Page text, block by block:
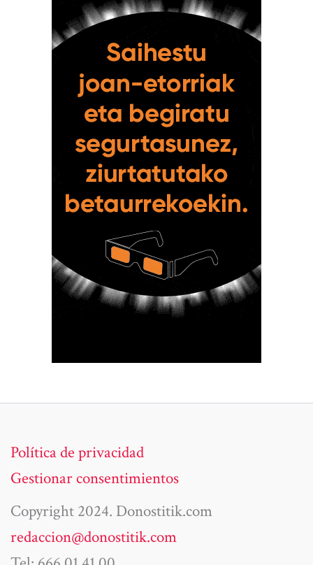
Política de privacidad
Gestionar consentimientos
Copyright 2024. Donostitik.com
redaccion@donostitik.com